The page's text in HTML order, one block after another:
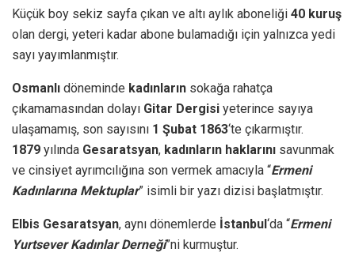
Küçük boy sekiz sayfa çıkan ve altı aylık aboneliği 40 kuruş
olan dergi, yeteri kadar abone bulamadığı için yalnızca yedi
sayı yayımlanmıştır.
Osmanlı döneminde kadınların sokağa rahatça
çıkamamasından dolayı Gitar Dergisi yeterince sayıya
ulaşamamış, son sayısını 1 Şubat 1863‘te çıkarmıştır.
1879 yılında Gesaratsyan, kadınların haklarını savunmak
ve cinsiyet ayrımcılığına son vermek amacıyla “Ermeni
Kadınlarına Mektuplar” isimli bir yazı dizisi başlatmıştır.
Elbis Gesaratsyan, aynı dönemlerde İstanbul‘da “Ermeni
Yurtsever Kadınlar Derneği”ni kurmuştur.